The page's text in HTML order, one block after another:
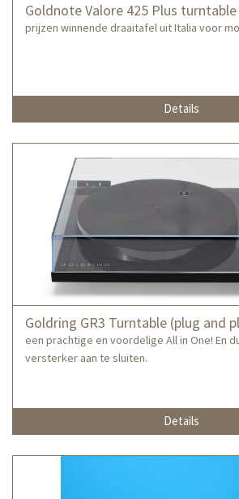
Goldnote Valore 425 Plus
prijzen winnende draaitafel uit Italia voor
Details
Goldring GR3 Turntable (plug and
een prachtige en voordelige All in One! En
versterker aan te sluiten.
Details